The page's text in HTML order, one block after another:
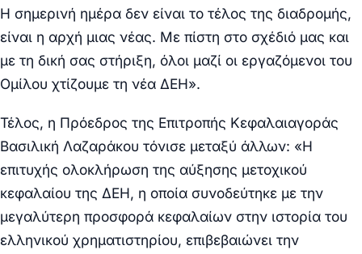
Η σημερινή ημέρα δεν είναι το τέλος της διαδρομής,
είναι η αρχή μιας νέας. Με πίστη στο σχέδιό μας και
με τη δική σας στήριξη, όλοι μαζί οι εργαζόμενοι του
Ομίλου χτίζουμε τη νέα ΔΕΗ».
Τέλος, η Πρόεδρος της Επιτροπής Κεφαλαιαγοράς
Βασιλική Λαζαράκου τόνισε μεταξύ άλλων: «Η
επιτυχής ολοκλήρωση της αύξησης μετοχικού
κεφαλαίου της ΔΕΗ, η οποία συνοδεύτηκε με την
μεγαλύτερη προσφορά κεφαλαίων στην ιστορία του
ελληνικού χρηματιστηρίου, επιβεβαιώνει την